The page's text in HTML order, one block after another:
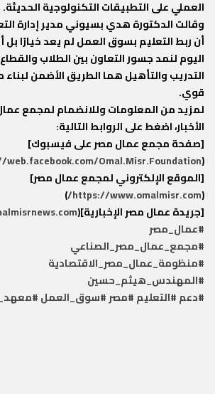
العملي على التطبيقات التكنولوجية الحديثة.
وقالت الدكتورة هدي بسيوني مدير إدارة
أن ربط التعليم بسوق العمل لم يعد خيارًا بل
اليوم لنمد جسور التعاون بين الطلاب
التدريب والتأهيل هما الطريق الأضمن
قوي.
لمزيد من المعلومات وللانضمام لمجمع
الأخبار، اضغط على الروابط التالية:
[صفحة مجمع عمال مصر على فيسبوك]
(
Omal.Misr.Foundation
[الموقع الإلكتروني لمجمع عمال مصر]
(
https://www.omalmisr.com/
)
[جريدة عمال مصر الإخبارية](
#عمال_مصر
#مجمع_عمال_مصر_الصناعي
#منظومة_عمال_مصر_الاقتصادية
#المهندس_هيثم_حسين
#دعم#التعليم#مصر#سوق_العمل